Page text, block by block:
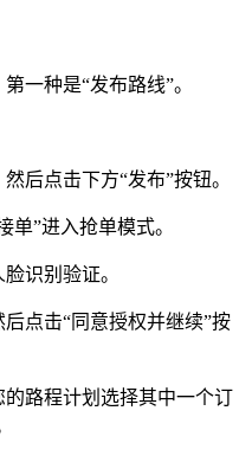
一种是“发布路线”。
后点击下方“发布”按钮。
单”进入抢单模式。
识别验证。
点击“同意授权并继续”按
路程计划选择其中一个订